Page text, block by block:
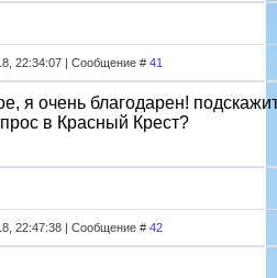
22:34:07 | Сообщение # 41
я очень благодарен!
в Красный Крест?
22:47:38 | Сообщение # 42